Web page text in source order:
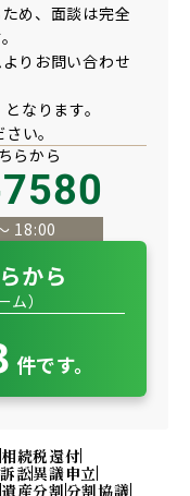
め、面談は完全
りお問い合わせ
なります。
い。
らから
18:00
から
ム）
件です。
相続税還付
訟異議申立
遺産分割分割協議